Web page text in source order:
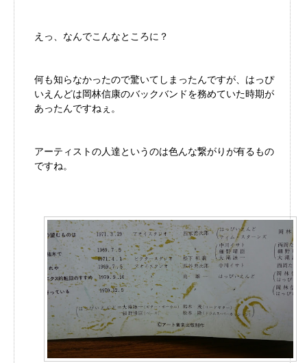
えっ、なんでこんなところに？
何も知らなかったので驚いてしまったんですが、はっぴ
いえんどは岡林信康のバックバンドを務めていた時期が
あったんですねぇ。
アーティストの人達というのは色んな繋がりが有るもの
ですね。